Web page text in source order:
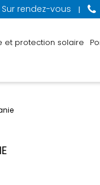
rendez-vous
et protection solaire